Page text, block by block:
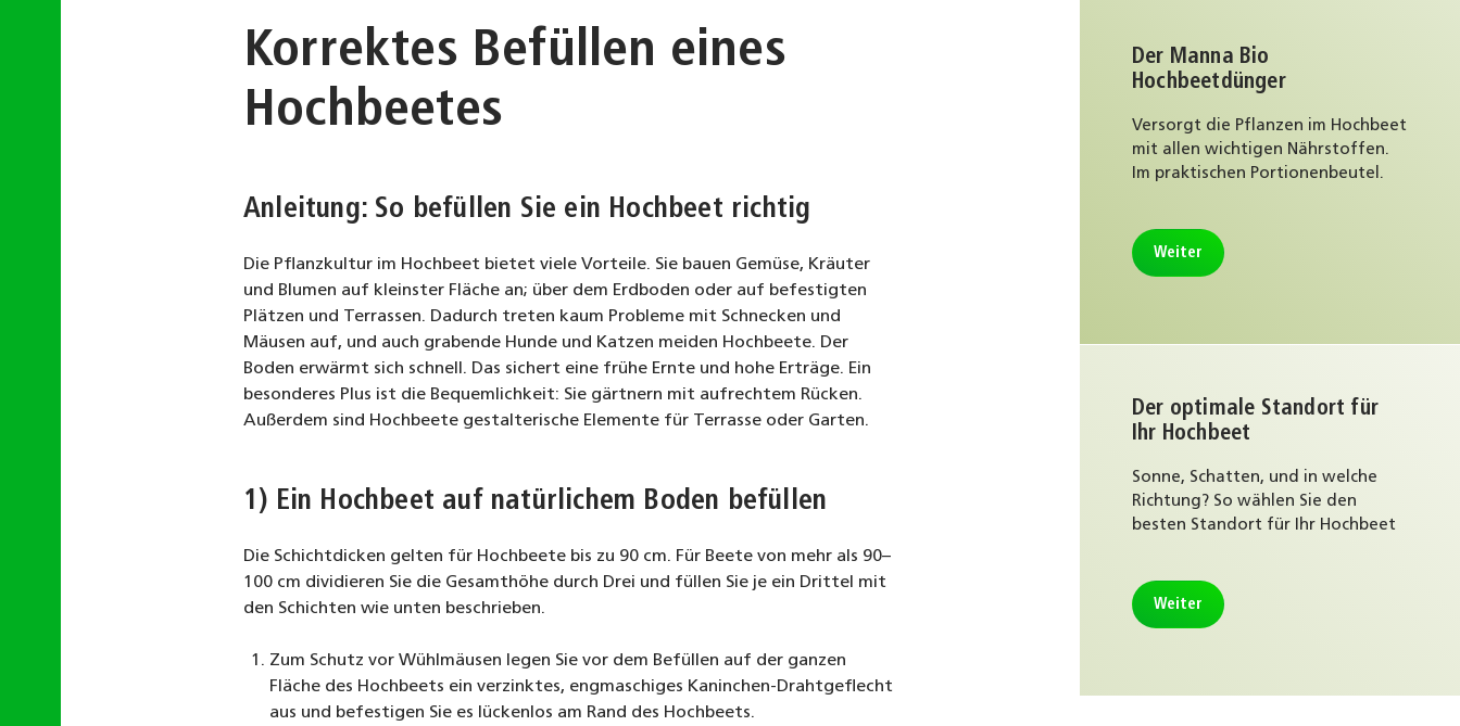
Korrektes Befüllen eines
Hochbeetes
Anleitung: So befüllen Sie ein Hochbeet richtig
Die Pflanzkultur im Hochbeet bietet viele Vorteile. Sie bauen Gemüse, Kräuter
und Blumen auf kleinster Fläche an; über dem Erdboden oder auf befestigten
Plätzen und Terrassen. Dadurch treten kaum Probleme mit Schnecken und
Mäusen auf, und auch grabende Hunde und Katzen meiden Hochbeete. Der
Boden erwärmt sich schnell. Das sichert eine frühe Ernte und hohe Erträge. Ein
besonderes Plus ist die Bequemlichkeit: Sie gärtnern mit aufrechtem Rücken.
Außerdem sind Hochbeete gestalterische Elemente für Terrasse oder Garten.
1) Ein Hochbeet auf natürlichem Boden befüllen
Die Schichtdicken gelten für Hochbeete bis zu 90 cm. Für Beete von mehr als 90–
100 cm dividieren Sie die Gesamthöhe durch Drei und füllen Sie je ein Drittel mit
den Schichten wie unten beschrieben.
Zum Schutz vor Wühlmäusen legen Sie vor dem Befüllen auf der ganzen
Fläche des Hochbeets ein verzinktes, engmaschiges Kaninchen-Drahtgeflecht
aus und befestigen Sie es lückenlos am Rand des Hochbeets.
Der Manna Bio
Hochbeetdünger
Versorgt die Pflanzen im Hochbeet
mit allen wichtigen Nährstoffen.
Im praktischen Portionenbeutel.
Weiter
Der optimale Standort für
Ihr Hochbeet
Sonne, Schatten, und in welche
Richtung? So wählen Sie den
besten Standort für Ihr Hochbeet
Weiter